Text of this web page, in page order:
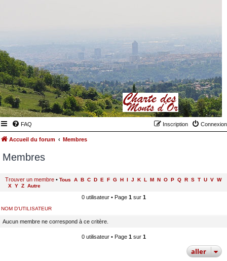
FAQ Connexion
Inscription
Accueil du forum Membres
Membres
Trouver un membre • Tous A B C D E F G H I J K L M N O P Q R S T U V W
X Y Z Autre
0 utilisateur • Page 1sur 1
NOM D’UTILISATEUR
Aucun membre ne correspond à ce critère.
0 utilisateur • Page 1sur 1
aller